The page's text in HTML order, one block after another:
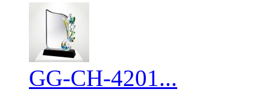
GG-CH-4201...